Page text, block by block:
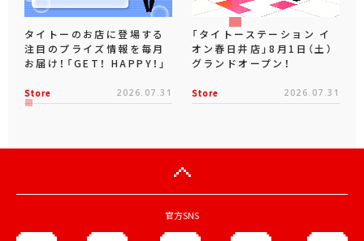
タイトーのお店に登場する
注目のプライズ情報を毎月
お届け！「GET！ HAPPY！」
Store 2026.07.31
「タイトーステーション イ
オン春日井店」8月1日（土）
グランドオープン！
Store 2026.07.31
官方SNS